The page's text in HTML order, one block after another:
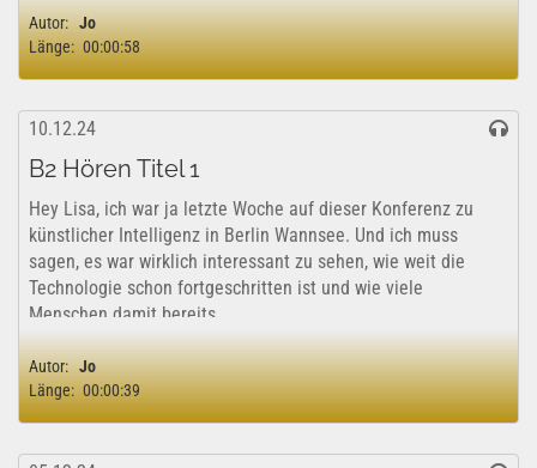
Autor: Jo
Länge: 00:00:58
10.12.24
B2 Hören Titel 1
Hey Lisa, ich war ja letzte Woche auf dieser Konferenz zu
künstlicher Intelligenz in Berlin Wannsee. Und ich muss
sagen, es war wirklich interessant zu sehen, wie weit die
Technologie schon fortgeschritten ist und wie viele
Menschen damit bereits...
Autor: Jo
Länge: 00:00:39